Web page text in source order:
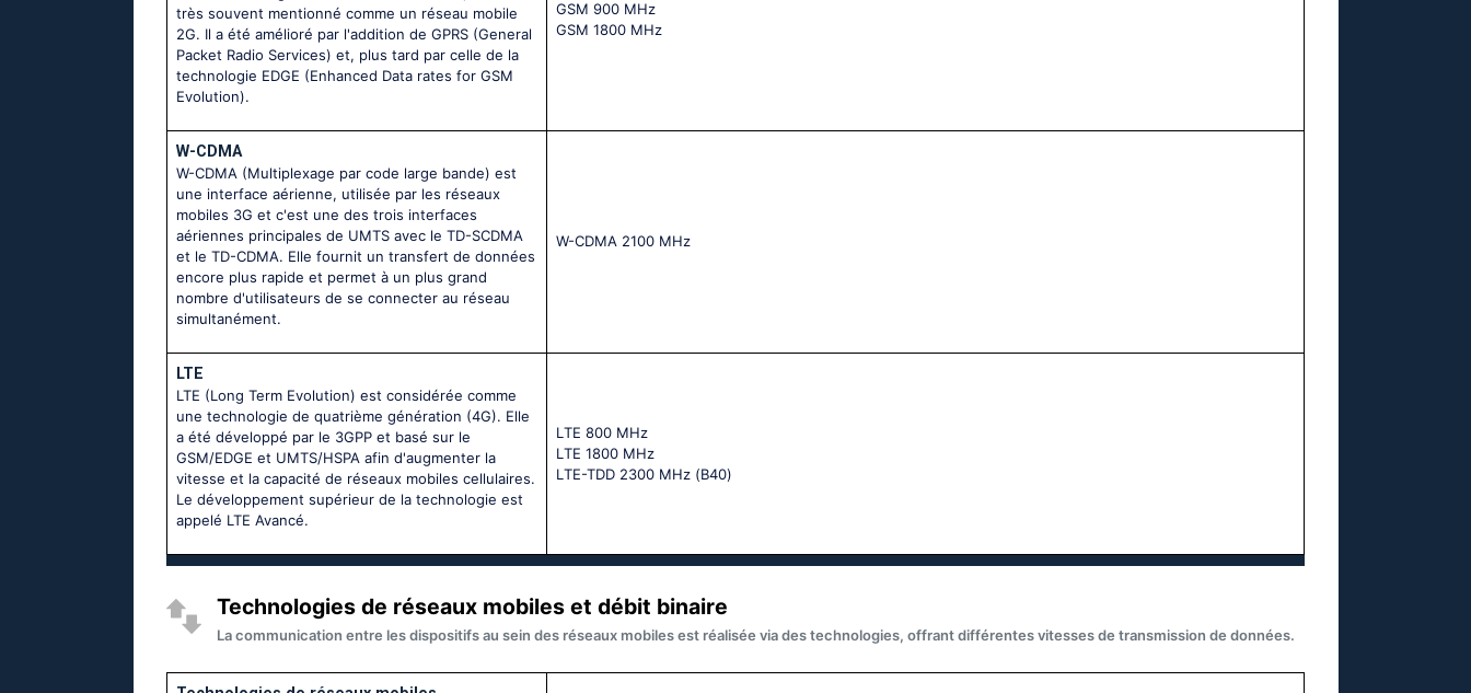
très souvent mentionné comme un réseau mobile
2G. Il a été amélioré par l'addition de GPRS (General
Packet Radio Services) et, plus tard par celle de la
technologie EDGE (Enhanced Data rates for GSM
Evolution).
GSМ 900 МНz
GSМ 1800 МНz
W-CDMA
W-CDMA (Multiplexage par code large bande) est
une interface aérienne, utilisée par les réseaux
mobiles 3G et c'est une des trois interfaces
aériennes principales de UMTS avec le TD-SCDMA
et le TD-CDMA. Elle fournit un transfert de données
encore plus rapide et permet à un plus grand
nombre d'utilisateurs de se connecter au réseau
simultanément.
W-CDMA 2100 MHz
LTE
LTE (Long Term Evolution) est considérée comme
une technologie de quatrième génération (4G). Elle
a été développé par le 3GPP et basé sur le
GSM/EDGE et UMTS/HSPA afin d'augmenter la
vitesse et la capacité de réseaux mobiles cellulaires.
Le développement supérieur de la technologie est
appelé LTE Avancé.
LТЕ 800 МНz
LТЕ 1800 МНz
LТЕ-ТDD 2300 МНz (В40)
Technologies de réseaux mobiles et débit binaire
La communication entre les dispositifs au sein des réseaux mobiles est réalisée via des technologies, offrant différentes vitesses de transmission de données.